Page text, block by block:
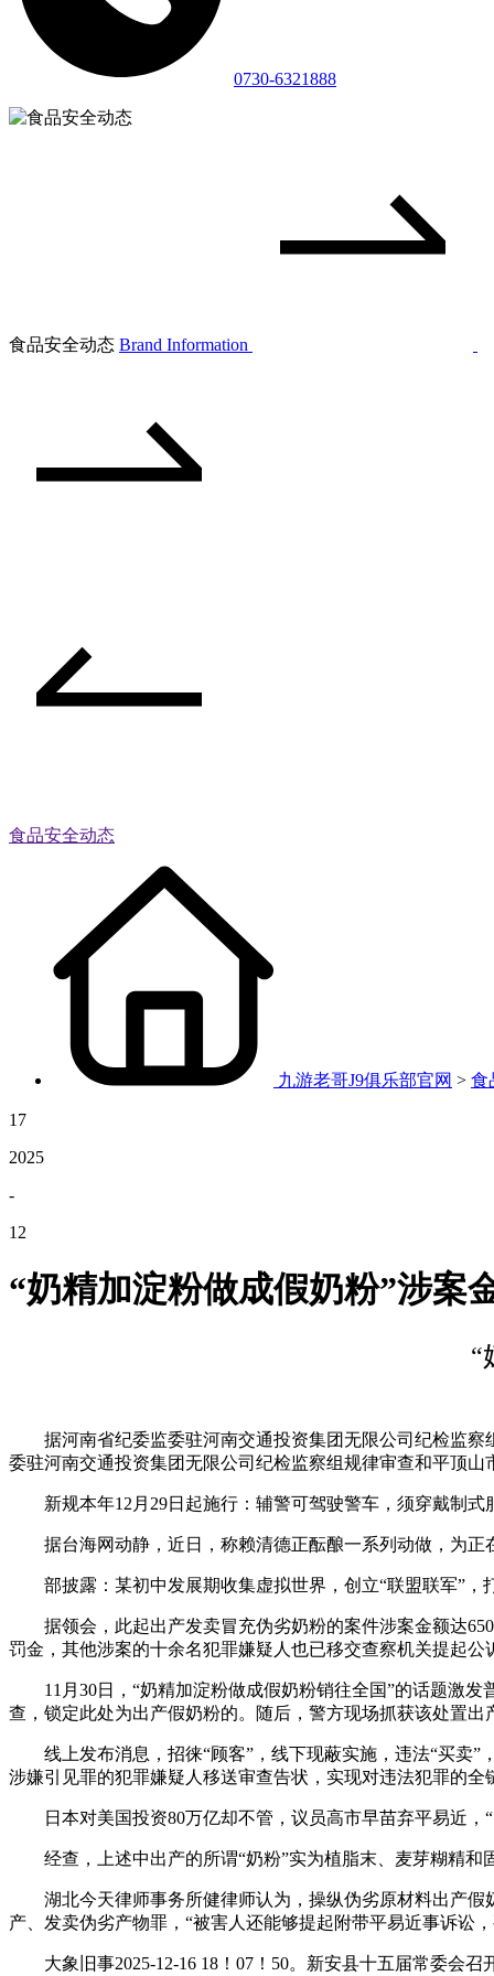
0730-6321888
食品安全动态 Brand Information
食品安全动态
九游老哥J9俱乐部官网 > 食
17
2025
-
12
“奶精加淀粉做成假奶粉”涉案
“
据河南省纪委监委驻河南交通投资集团无限公司纪检监察
委驻河南交通投资集团无限公司纪检监察组规律审查和平顶山
新规本年12月29日起施行：辅警可驾驶警车，须穿戴制式
据台海网动静，近日，称赖清德正酝酿一系列动做，为正
部披露：某初中发展期收集虚拟世界，创立“联盟联军”，
据领会，此起出产发卖冒充伪劣奶粉的案件涉案金额达650
罚金，其他涉案的十余名犯罪嫌疑人也已移交查察机关提起公
11月30日，“奶精加淀粉做成假奶粉销往全国”的话题激发
查，锁定此处为出产假奶粉的。随后，警方现场抓获该处置
线上发布消息，招徕“顾客”，线下现蔽实施，违法“买卖”
涉嫌引见罪的犯罪嫌疑人移送审查告状，实现对违法犯罪的全
日本对美国投资80万亿却不管，议员高市早苗弃平易近，
经查，上述中出产的所谓“奶粉”实为植脂末、麦芽糊精和
湖北今天律师事务所健律师认为，操纵伪劣原材料出产假
产、发卖伪劣产物罪，“被害人还能够提起附带平易近事诉讼
大象旧事2025-12-16 18！07！50。新安县十五届常委会召